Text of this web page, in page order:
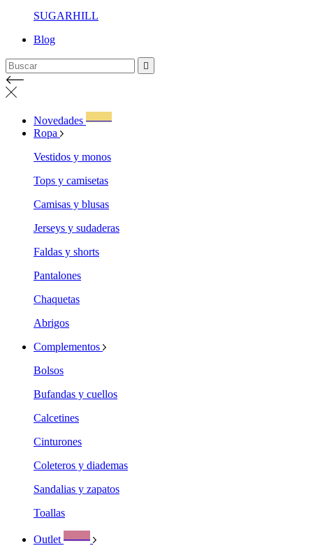
SUGARHILL
Blog

Novedades
Ropa
Vestidos y monos
Tops y camisetas
Camisas y blusas
Jerseys y sudaderas
Faldas y shorts
Pantalones
Chaquetas
Abrigos
Complementos
Bolsos
Bufandas y cuellos
Calcetines
Cinturones
Coleteros y diademas
Sandalias y zapatos
Toallas
Outlet